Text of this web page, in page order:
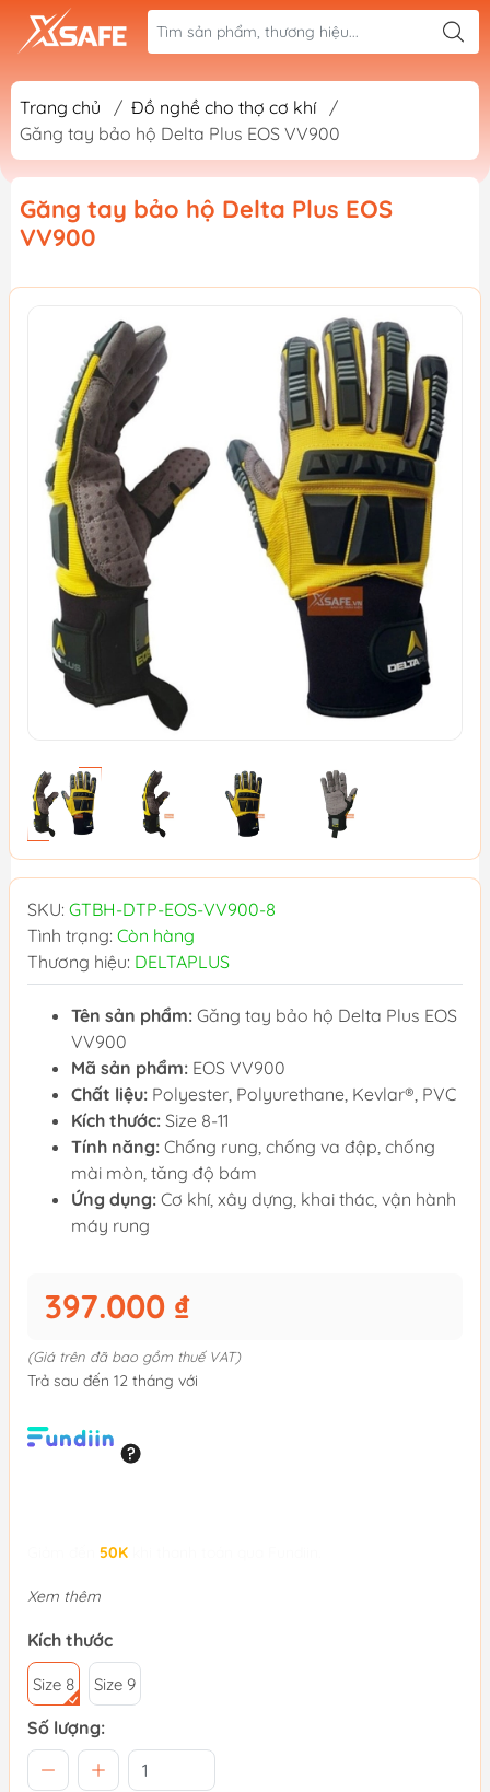
Trang chủ / Đồ nghề cho thợ cơ khí
/
Găng tay bảo hộ Delta Plus EOS VV900
Găng tay bảo hộ Delta Plus EOS
VV900
SKU: GTBH-DTP-EOS-VV900-8
Tình trạng: Còn hàng
Thương hiệu: DELTAPLUS
Tên sản phẩm: Găng tay bảo hộ Delta Plus EOS
VV900
Mã sản phẩm: EOS VV900
Chất liệu: Polyester, Polyurethane, Kevlar®, PVC
Kích thước: Size 8-11
Tính năng: Chống rung, chống va đập, chống
mài mòn, tăng độ bám
Ứng dụng: Cơ khí, xây dựng, khai thác, vận hành
máy rung
397.000 ₫
(Giá trên đã bao gồm thuế VAT)
Trả sau đến 12 tháng với
50K
Xem thêm
Kích thước
Size 8 Size 9
Số lượng: